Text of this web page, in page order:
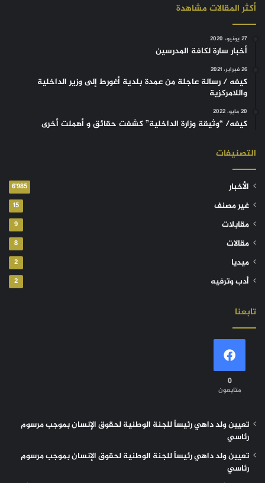
أكثر المقالات مشاهدة
27 يونيو، 2020
أخبار سارة لكافة المدرسين
26 فبراير، 2021
كيفه / رسالة عاجلة من عمدة بلدية أغورط إلى وزير الداخلية
واللامركزية
20 مايو، 2022
كيفه/ “وثيقة وزارة الداخلية” كشفت حقائق و أهملت أخرى
التصنيفات
الأخبار 6٬985
غير مصنف 15
مقابلات 9
مقالات 8
ميديا 2
أدب وترفيه 2
تابعنا
0
متابعون
تعيين ولد داهي رئيساً للجنة الوطنية لحقوق الإنسان بموجب مرسوم
رئاسي
تعيين ولد داهي رئيساً للجنة الوطنية لحقوق الإنسان بموجب مرسوم
رئاسي